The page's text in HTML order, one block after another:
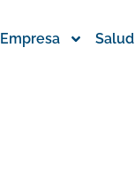
Empresa Salud